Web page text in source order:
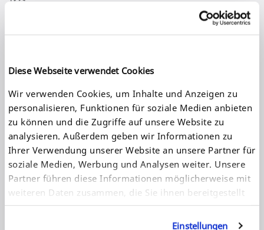
Diese Webseite verwendet Cookies
Wir verwenden Cookies, um Inhalte und Anzeigen zu
personalisieren, Funktionen für soziale Medien anbieten
zu können und die Zugriffe auf unsere Website zu
analysieren. Außerdem geben wir Informationen zu
Ihrer Verwendung unserer Website an unsere Partner für
soziale Medien, Werbung und Analysen weiter. Unsere
Partner führen diese Informationen möglicherweise mit
weiteren Daten zusammen, die Sie ihnen bereitgestellt
haben oder die sie im Rahmen Ihrer Nutzung der
Dienste gesammelt haben. Sie geben Einwilligung zu
Einstellungen
2 x 10BaseT/100BaseTX/1000BaseT (IEEE 802.3)
SEH UTN Manager で高速かつ簡単にインストール
SEH UTN Manager の対応 OS
Microsoft Windows (Windows 10 or later, Windows
Server 2016 or later)
macOS: macOS 12 (Monterey), 13 (Ventura), 14
(Sonoma), 15 (Sequoia) or later
Linux (Ubuntu 22.04, Debian 12, Oracle 9, CentOS
Stream 9, Open-SUSE Leap 15.5)[1]
SEH Product Manager (ネットワーク デバイス管理) の対応
OS:
Microsoft Windows (Windows 10 or later, Windows
macOS 12 (Monterey), 13 (Ventura), 14 (Sonoma), 15